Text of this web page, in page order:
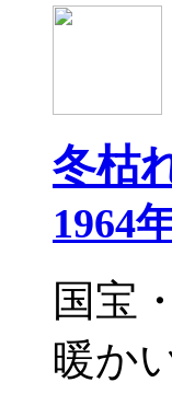
冬枯
1964
国宝
暖か